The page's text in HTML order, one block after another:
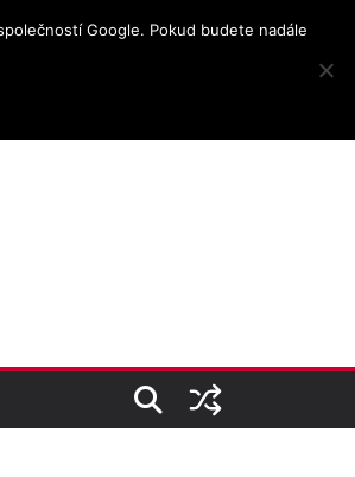
Google. Pokud budete nadále